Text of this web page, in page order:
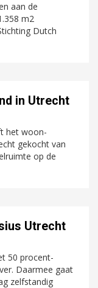
aan de
m2
Dutch
in Utrecht
het woon-
gekocht van
op de
Utrecht
50 procent-
Daarmee gaat
zelfstandig